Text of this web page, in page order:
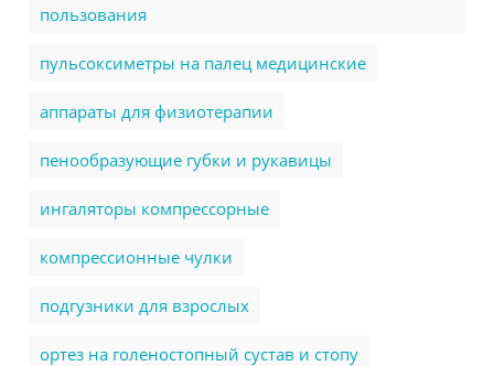
пользования
пульсоксиметры на палец медицинские
аппараты для физиотерапии
пенообразующие губки и рукавицы
ингаляторы компрессорные
компрессионные чулки
подгузники для взрослых
ортез на голеностопный сустав и стопу